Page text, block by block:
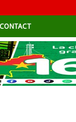
CONTACT